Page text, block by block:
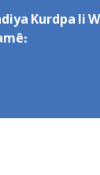
Kurdpa li